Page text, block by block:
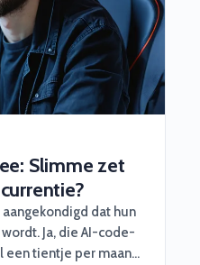
Slimme zet
dat hun
Ja, die AI-code-
een tientje per maand